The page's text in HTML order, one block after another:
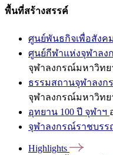
พื้นที่สร้างสรรค์
ศูนย์พันธกิจเพื่อสังคม
ศูนย์กีฬาแห่งจุฬาลง
จุฬาลงกรณ์มหาวิทย
ธรรมสถานจุฬาลงก
จุฬาลงกรณ์มหาวิทย
อุทยาน 100 ปี จุฬาฯ
จุฬาลงกรณ์ราชบรร
Highlights